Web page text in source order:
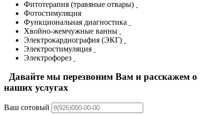
Фитотерапия (травяные отвары)
Фотостимуляция
Функциональная диагностика
Хвойно-жемчужные ванны
Электрокардиография (ЭКГ)
Электростимуляция
Электрофорез
Давайте мы перезвоним Вам и расскажем о
наших услугах
Ваш сотовый